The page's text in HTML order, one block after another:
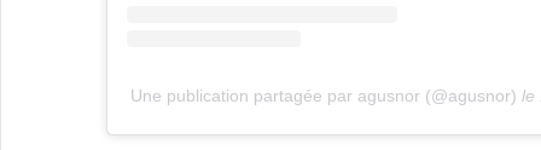
Une publication partagée par agusnor (@agusnor) le